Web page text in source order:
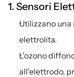
1. Sensori
Utilizzano
elettrolita.
L'ozono
all'elettrodo,